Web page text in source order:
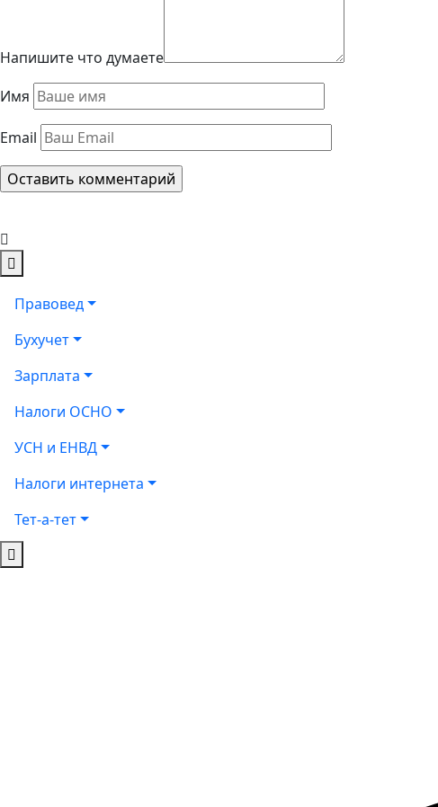
Напишите что думаете
Имя
Email
Правовед
Бухучет
Зарплата
Налоги ОСНО
УСН и ЕНВД
Налоги интернета
Тет-а-тет